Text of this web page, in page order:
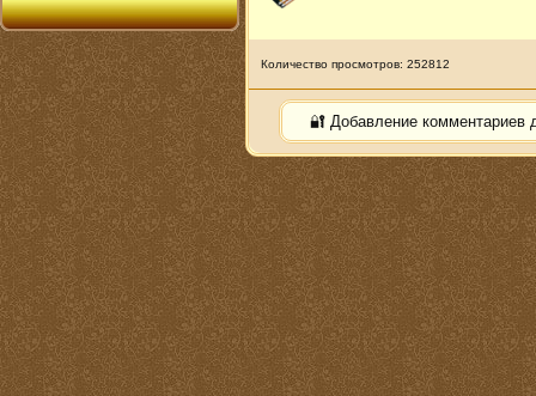
Количество просмотров: 252812
🔐 Добавление комментариев